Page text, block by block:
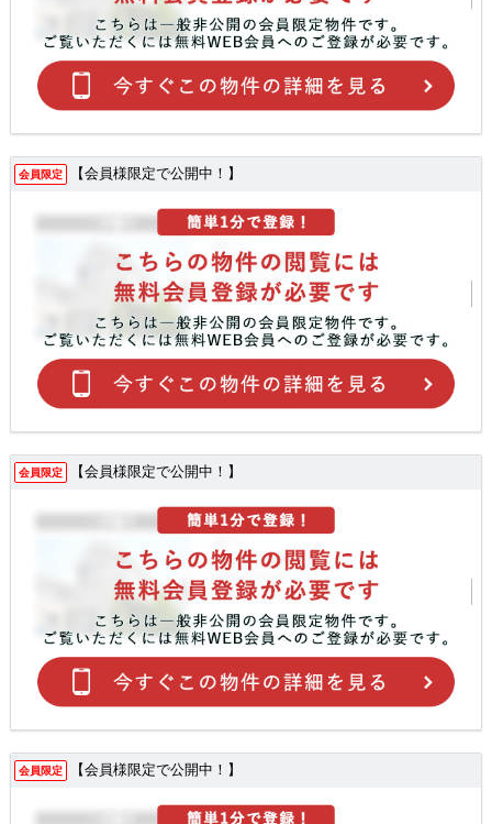
会員限定 【会員様限定で公開中！】
会員限定 【会員様限定で公開中！】
会員限定 【会員様限定で公開中！】